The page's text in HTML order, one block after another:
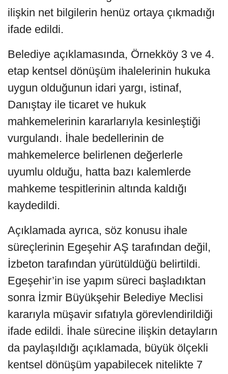
ilişkin net bilgilerin henüz ortaya çıkmadığı
ifade edildi.
Belediye açıklamasında, Örnekköy 3 ve 4.
etap kentsel dönüşüm ihalelerinin hukuka
uygun olduğunun idari yargı, istinaf,
Danıştay ile ticaret ve hukuk
mahkemelerinin kararlarıyla kesinleştiği
vurgulandı. İhale bedellerinin de
mahkemelerce belirlenen değerlerle
uyumlu olduğu, hatta bazı kalemlerde
mahkeme tespitlerinin altında kaldığı
kaydedildi.
Açıklamada ayrıca, söz konusu ihale
süreçlerinin Egeşehir AŞ tarafından değil,
İzbeton tarafından yürütüldüğü belirtildi.
Egeşehir’in ise yapım süreci başladıktan
sonra İzmir Büyükşehir Belediye Meclisi
kararıyla müşavir sıfatıyla görevlendirildiği
ifade edildi. İhale sürecine ilişkin detayların
da paylaşıldığı açıklamada, büyük ölçekli
kentsel dönüşüm yapabilecek nitelikte 7